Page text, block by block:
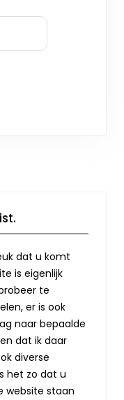
dat u komt
is eigenlijk
te
er is ook
naar bepaalde
dat ik daar
diverse
het zo dat u
website staan